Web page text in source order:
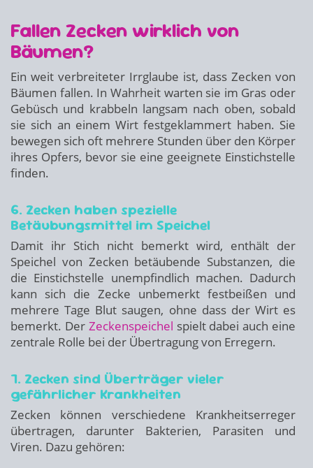
Fallen Zecken wirklich von
Bäumen?
Ein weit verbreiteter Irrglaube ist, dass Zecken von
Bäumen fallen. In Wahrheit warten sie im Gras oder
Gebüsch und krabbeln langsam nach oben, sobald
sie sich an einem Wirt festgeklammert haben. Sie
bewegen sich oft mehrere Stunden über den Körper
ihres Opfers, bevor sie eine geeignete Einstichstelle
finden.
6. Zecken haben spezielle
Betäubungsmittel im Speichel
Damit ihr Stich nicht bemerkt wird, enthält der
Speichel von Zecken betäubende Substanzen, die
die Einstichstelle unempfindlich machen. Dadurch
kann sich die Zecke unbemerkt festbeißen und
mehrere Tage Blut saugen, ohne dass der Wirt es
bemerkt. Der Zeckenspeichel spielt dabei auch eine
zentrale Rolle bei der Übertragung von Erregern.
7. Zecken sind Überträger vieler
gefährlicher Krankheiten
Zecken können verschiedene Krankheitserreger
übertragen, darunter Bakterien, Parasiten und
Viren. Dazu gehören: